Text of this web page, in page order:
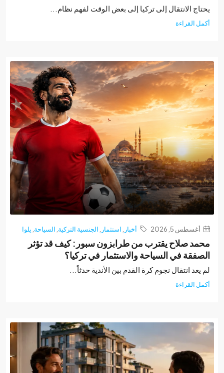
الانتقال إلى تركيا إلى بعض الوقت لفهم نظام...
القراءة
5, 2026 أخبار ,استثمار الجنسية التركية,السياحة يلوا
صلاح يقترب من طرابزون سبور: كيف قد تؤثر
في السياحة والاستثمار في تركيا؟
انتقال نجوم كرة القدم بين الأندية حدثاً...
القراءة